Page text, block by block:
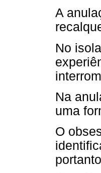
A
No
Na
uma
O